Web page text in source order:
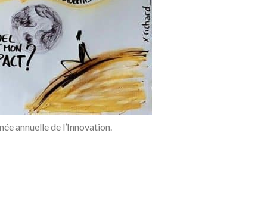
annuelle de l’Innovation.